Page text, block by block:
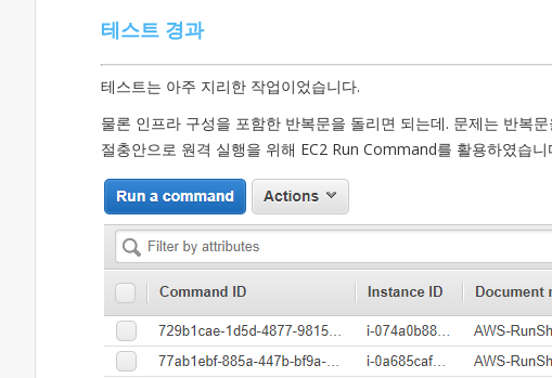
테스트 경과
테스트는 아주 지리한 작업이었습니다.
물론 인프라 구성을 포함한 반복문을 돌리면 되는데. 문제는 반복
절충안으로 원격 실행을 위해 EC2 Run Command를 활용하였습